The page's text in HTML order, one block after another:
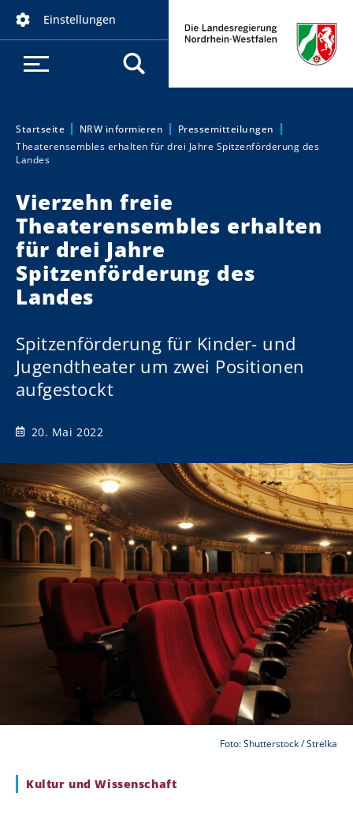
Einstellungen
Sie sind hier:
Startseite NRW informieren
Pressemitteilungen
Theaterensembles erhalten für drei Jahre Spitzenförderung des
Landes
Vierzehn freie
Theaterensembles erhalten
für drei Jahre
Spitzenförderung des
Landes
Spitzenförderung für Kinder- und
Jugendtheater um zwei Positionen
aufgestockt
20. Mai 2022
Foto: Shutterstock / Strelka
Kultur und Wissenschaft